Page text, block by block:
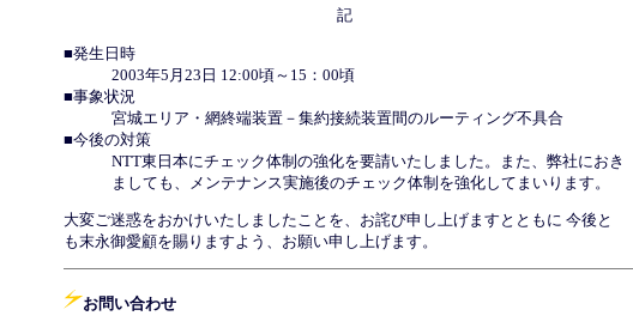
記
■発生日時
2003年5月23日 12:00頃～15：00頃
■事象状況
宮城エリア・網終端装置－集約接続装置間のルーティング不具合
■今後の対策
NTT東日本にチェック体制の強化を要請いたしました。また、弊社におき
ましても、メンテナンス実施後のチェック体制を強化してまいります。
大変ご迷惑をおかけいたしましたことを、お詫び申し上げますとともに 今後と
も末永御愛顧を賜りますよう、お願い申し上げます。
お問い合わせ